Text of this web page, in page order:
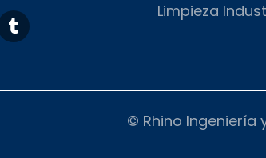
T
u
m
r
Limpieza
© Rhino Ingeniería